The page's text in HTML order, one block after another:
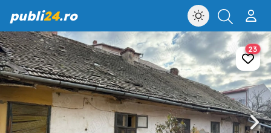
publi24.ro
23